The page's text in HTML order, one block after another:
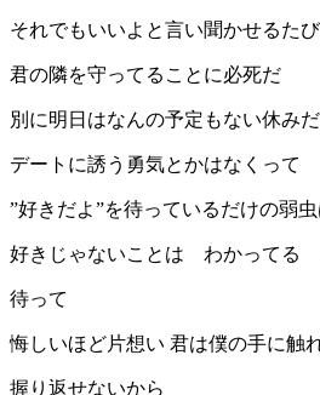
それでもいいよと言い聞かせるた
君の隣を守ってることに必死だ
別に明日はなんの予定もない休み
デートに誘う勇気とかはなくって
”好きだよ”を待っているだけの弱
好きじゃないことは わかってる
待って
悔しいほど片想い 君は僕の手に触
握り返せないから